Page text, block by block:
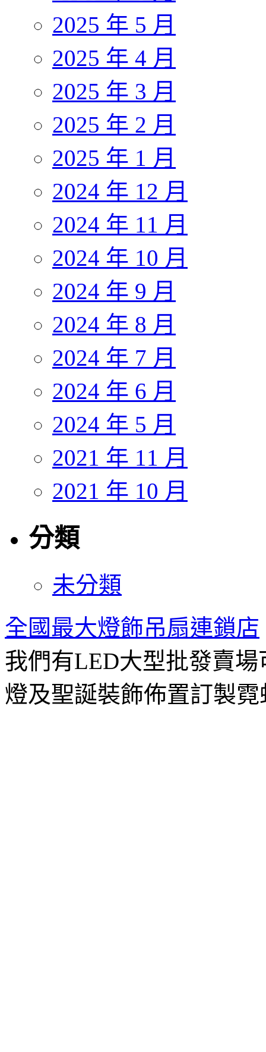
2025 年 5 月
2025 年 4 月
2025 年 3 月
2025 年 2 月
2025 年 1 月
2024 年 12 月
2024 年 11 月
2024 年 10 月
2024 年 9 月
2024 年 8 月
2024 年 7 月
2024 年 6 月
2024 年 5 月
2021 年 11 月
2021 年 10 月
分類
未分類
全國最大燈飾吊扇連鎖店
我們有LED大型批發賣
燈及聖誕裝飾佈置訂製